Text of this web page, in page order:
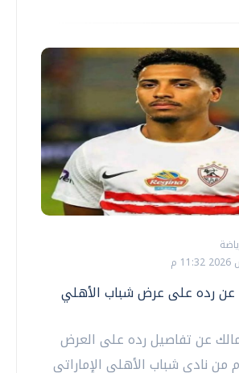
عن رده على عرض شباب الأهلي
عن تفاصيل رده على العرض
من نادي شباب الأهلي الإماراتي